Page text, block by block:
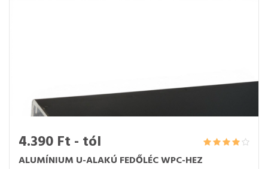
4.390 Ft - tól
ALUMÍNIUM U-ALAKÚ FEDŐLÉC WPC-HEZ